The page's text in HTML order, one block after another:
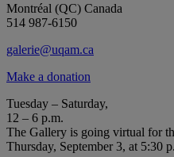
Montréal (QC) Canada
514 987-6150
galerie@uqam.ca
Make a donation
Tuesday – Saturday,
12 – 6 p.m.
The Gallery is going virtual for
Thursday, September 3, at 5:30